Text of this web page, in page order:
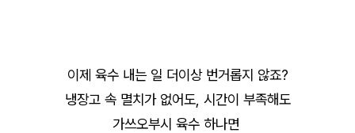
이제 육수 내는 일 더이상 번거롭지 않죠?
냉장고 속 멸치가 없어도, 시간이 부족해도
가쓰오부시 육수 하나면